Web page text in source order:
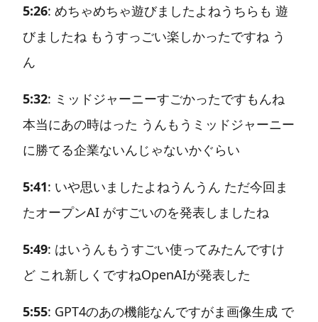
5:26: めちゃめちゃ遊びましたよねうちらも 遊
びましたね もうすっごい楽しかったですね う
ん
5:32: ミッドジャーニーすごかったですもんね
本当にあの時はった うんもうミッドジャーニー
に勝てる企業ないんじゃないかぐらい
5:41: いや思いましたよねうんうん ただ今回ま
たオープンAI がすごいのを発表しましたね
5:49: はいうんもうすごい使ってみたんですけ
ど これ新しくですねOpenAIが発表した
5:55: GPT4のあの機能なんですがま画像生成 で